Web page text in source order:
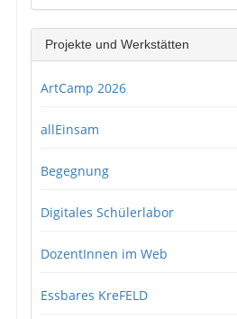
Projekte und Werkstätten
ArtCamp 2026
allEinsam
Begegnung
Digitales Schülerlabor
DozentInnen im Web
Essbares KreFELD